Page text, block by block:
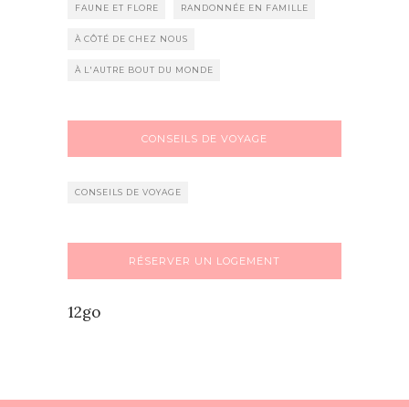
FAUNE ET FLORE RANDONNÉE EN FAMILLE
À CÔTÉ DE CHEZ NOUS
À L'AUTRE BOUT DU MONDE
CONSEILS DE VOYAGE
CONSEILS DE VOYAGE
RÉSERVER UN LOGEMENT
12go